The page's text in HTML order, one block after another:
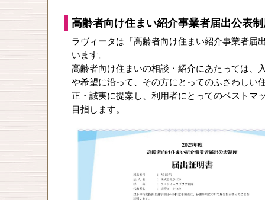
高齢者向け住まい紹介事業者届出公表
ラヴィータは「高齢者向け住まい紹介事業者届
います。
高齢者向け住まいの相談・紹介にあたっては、
や希望に沿って、その方にとってのふさわしい
正・誠実に提案し、利用者にとってのベストマ
目指します。